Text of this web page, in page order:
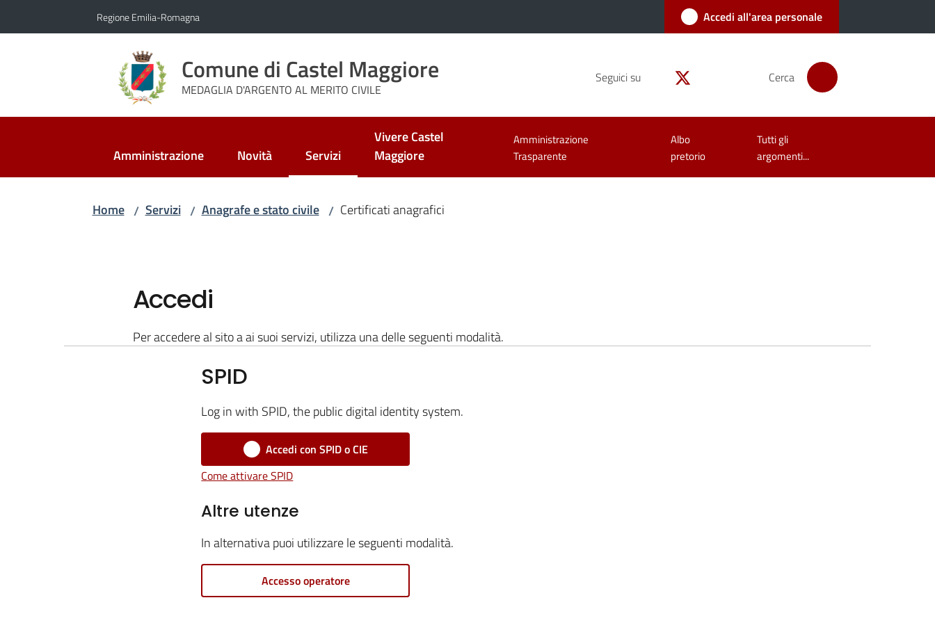
Regione Emilia-Romagna Accedi all'area personale
Comune di Castel Maggiore
MEDAGLIA D'ARGENTO AL MERITO CIVILE
Seguici su Cerca
Amministrazione Novità Servizi
Menu selezionato
Vivere Castel
Maggiore
Amministrazione
Trasparente
Albo
pretorio
Tutti gli
argomenti...
Home / Servizi / Anagrafe e stato civile / Certificati anagrafici
Accedi
Per accedere al sito a ai suoi servizi, utilizza una delle seguenti modalità.
SPID
Log in with SPID, the public digital identity system.
Accedi con SPID o CIE
Come attivare SPID
Altre utenze
In alternativa puoi utilizzare le seguenti modalità.
Accesso operatore